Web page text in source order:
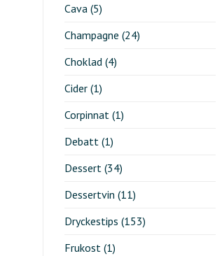
Cava(5)
Champagne (24)
Choklad(4)
Cider(1)
Corpinnat(1)
Debatt(1)
Dessert(34)
Dessertvin (11)
Dryckestips (153)
Frukost(1)